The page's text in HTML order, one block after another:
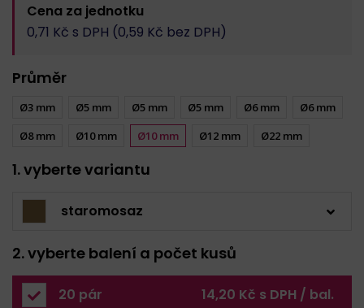
Cena za jednotku
0,71 Kč s DPH (0,59 Kč bez DPH)
Průměr
Ø3 mm Ø5 mm Ø5 mm Ø5 mm Ø6 mm
Ø6 mm
Ø8 mm
Ø10 mm Ø10 mm Ø12 mm Ø22 mm
1. vyberte variantu
staromosaz
2. vyberte balení a počet kusů
20 pár 14,20 Kč s DPH / bal.